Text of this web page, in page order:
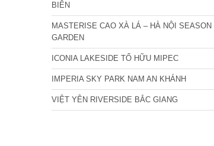
BIÊN
MASTERISE CAO XÀ LÁ – HÀ NỘI SEASON
GARDEN
ICONIA LAKESIDE TỐ HỮU MIPEC
IMPERIA SKY PARK NAM AN KHÁNH
VIỆT YÊN RIVERSIDE BẮC GIANG